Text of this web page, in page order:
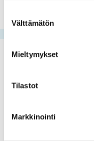
valinta
Välttämätön
Mieltymykset
Tilastot
Markkinointi